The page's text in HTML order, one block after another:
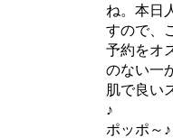
ね。本日
すので、
予約をオ
のない一
肌で良い
♪
ポッポ～